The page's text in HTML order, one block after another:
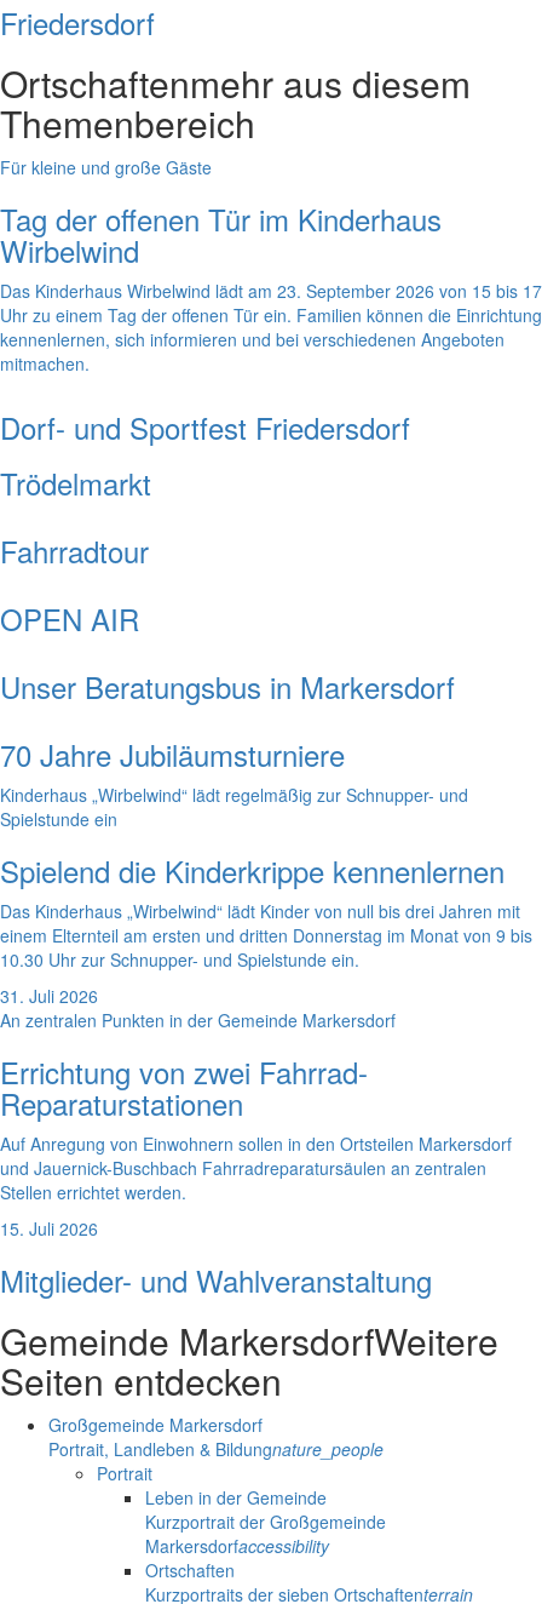
Friedersdorf
Ortschaftenmehr aus diesem
Themenbereich
Für kleine und große Gäste
Tag der offenen Tür im Kinderhaus
Wirbelwind
Das Kinderhaus Wirbelwind lädt am 23. September 2026 von 15 bis 17
Uhr zu einem Tag der offenen Tür ein. Familien können die Einrichtung
kennenlernen, sich informieren und bei verschiedenen Angeboten
mitmachen.
Dorf- und Sportfest Friedersdorf
Trödelmarkt
Fahrradtour
OPEN AIR
Unser Beratungsbus in Markersdorf
70 Jahre Jubiläumsturniere
Kinderhaus „Wirbelwind“ lädt regelmäßig zur Schnupper- und
Spielstunde ein
Spielend die Kinderkrippe kennenlernen
Das Kinderhaus „Wirbelwind“ lädt Kinder von null bis drei Jahren mit
einem Elternteil am ersten und dritten Donnerstag im Monat von 9 bis
10.30 Uhr zur Schnupper- und Spielstunde ein.
31. Juli 2026
An zentralen Punkten in der Gemeinde Markersdorf
Errichtung von zwei Fahrrad-
Reparaturstationen
Auf Anregung von Einwohnern sollen in den Ortsteilen Markersdorf
und Jauernick-Buschbach Fahrradreparatursäulen an zentralen
Stellen errichtet werden.
15. Juli 2026
Mitglieder- und Wahlveranstaltung
Gemeinde MarkersdorfWeitere
Seiten entdecken
Großgemeinde Markersdorf
Portrait, Landleben & Bildungnature_people
Portrait
Leben in der Gemeinde
Kurzportrait der Großgemeinde
Markersdorfaccessibility
Ortschaften
Kurzportraits der sieben Ortschaftenterrain